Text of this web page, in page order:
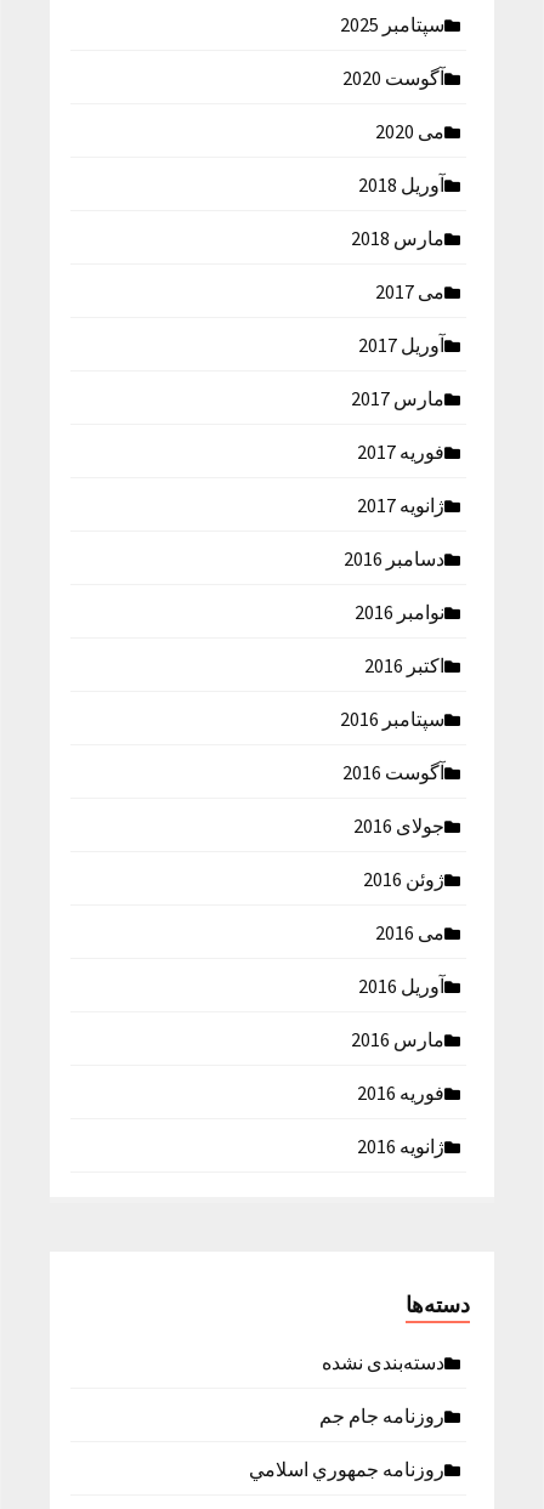
سپتامبر 2025
آگوست 2020
می 2020
آوریل 2018
مارس 2018
می 2017
آوریل 2017
مارس 2017
فوریه 2017
ژانویه 2017
دسامبر 2016
نوامبر 2016
اکتبر 2016
سپتامبر 2016
آگوست 2016
جولای 2016
ژوئن 2016
می 2016
آوریل 2016
مارس 2016
فوریه 2016
ژانویه 2016
دسته‌ها
دسته‌بندی نشده
روزنامه جام جم
روزنامه جمهوري اسلامي